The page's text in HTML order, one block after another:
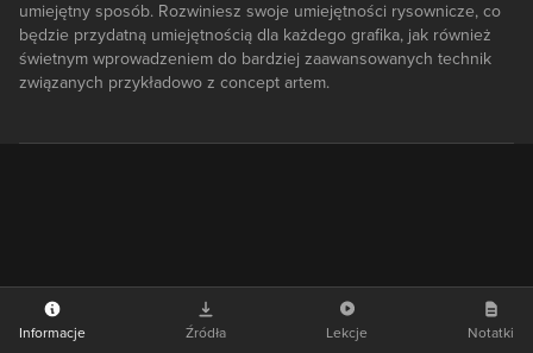
umiejętny sposób. Rozwiniesz swoje umiejętności rysownicze, co
będzie przydatną umiejętnością dla każdego grafika, jak również
świetnym wprowadzeniem do bardziej zaawansowanych technik
związanych przykładowo z concept artem.
Informacje Źródła Lekcje Notatki